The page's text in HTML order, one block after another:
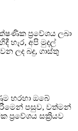
ප්‍රවේශය ලබා
හැර, අපි මුදල්
ලද බදු, ගාස්තු
හරහා ඔබේ
පසුව, වත්මන්
ප්‍රවේශය සක්‍රියව